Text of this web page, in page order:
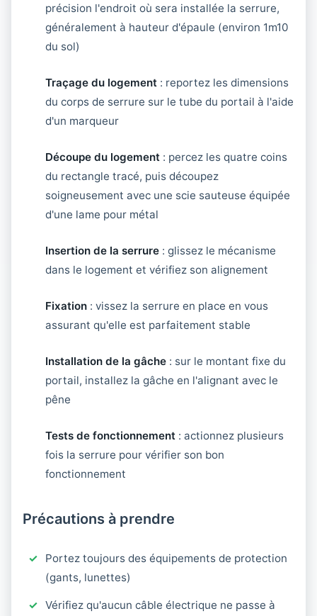
précision l'endroit où sera installée la serrure,
généralement à hauteur d'épaule (environ 1m10
du sol)
Traçage du logement : reportez les dimensions
du corps de serrure sur le tube du portail à l'aide
d'un marqueur
Découpe du logement : percez les quatre coins
du rectangle tracé, puis découpez
soigneusement avec une scie sauteuse équipée
d'une lame pour métal
Insertion de la serrure : glissez le mécanisme
dans le logement et vérifiez son alignement
Fixation : vissez la serrure en place en vous
assurant qu'elle est parfaitement stable
Installation de la gâche : sur le montant fixe du
portail, installez la gâche en l'alignant avec le
pêne
Tests de fonctionnement : actionnez plusieurs
fois la serrure pour vérifier son bon
fonctionnement
Précautions à prendre
Portez toujours des équipements de protection
(gants, lunettes)
Vérifiez qu'aucun câble électrique ne passe à